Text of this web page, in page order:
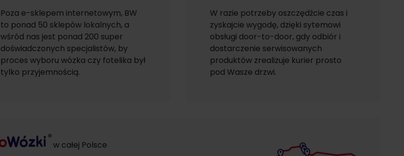
Poza e-sklepem internetowym, BW
to ponad 50 sklepów lokalnych, a
wśród nas jest ponad 200 super
doświadczonych specjalistów, by
proces wyboru wózka czy fotelika był
tylko przyjemnością.
W razie potrzeby oszczędźcie czas i
zyskajcie wygodę, dzięki sytemowi
obsługi door-to-door, gdy odbiór i
dostarczenie serwisowanych
produktów zrealizuje kurier prosto
pod Wasze drzwi.
w całej Polsce